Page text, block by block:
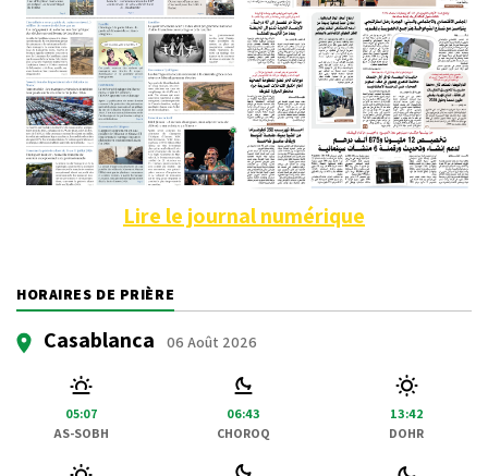
Lire le journal numérique
HORAIRES DE PRIÈRE
Casablanca 06 Août 2026
05:07
AS-SOBH
06:43
CHOROQ
13:42
DOHR